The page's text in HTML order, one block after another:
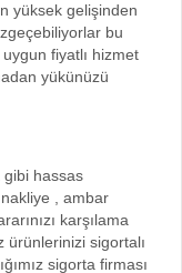
yüksek gelişinden
bu
fiyatlı hizmet
yükünüzü
gibi hassas
, ambar
karşılama
ürünlerinizi sigortalı
sigorta firması